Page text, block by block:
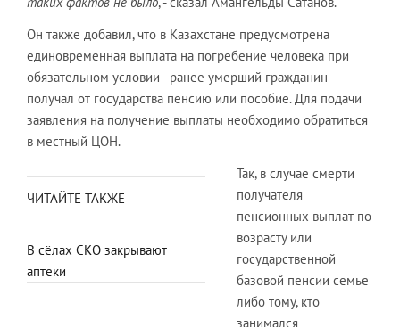
Он также добавил, что в Казахстане предусмотрена
единовременная выплата на погребение человека при
обязательном условии - ранее умерший гражданин
получал от государства пенсию или пособие. Для подачи
заявления на получение выплаты необходимо обратиться
в местный ЦОН.
ЧИТАЙТЕ ТАКЖЕ
В сёлах СКО закрывают
аптеки
Так, в случае смерти
получателя
пенсионных выплат по
возрасту или
государственной
базовой пенсии семье
либо тому, кто
занимался